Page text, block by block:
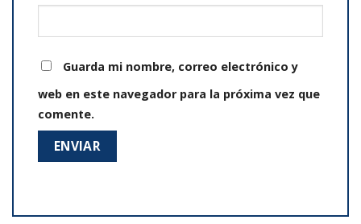
Guarda mi nombre, correo electrónico y
web en este navegador para la próxima vez que
comente.